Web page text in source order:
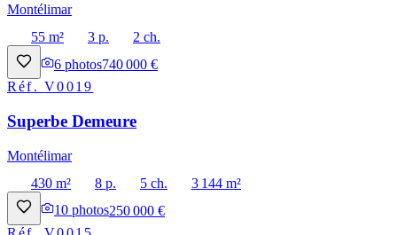
Montélimar
55 m²
3 p.
2 ch.
6 photos740 000 €
Réf.V0019
Superbe Demeure
Montélimar
430 m²
8 p. 5 ch.
3 144 m²
10 photos250 000 €